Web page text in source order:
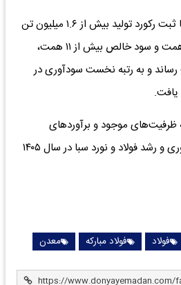
وی افزود: فولاد و نورد سبا با ثبت رکورد تولید بیش از ۱.۶ میلیون تن
کلاف گرم، درآمد حدود ۶۵ همت و سود خالص بیش از ۱۱ همت،
و به رتبه نخست سودآوری در
ظرفیت‌های موجود و برآوردهای
انجام‌شده، چشم‌انداز سودآوری و رشد فولاد و نورد سبا در سال ۱۴۰۵
فولاد فولاد مبارکه معدن